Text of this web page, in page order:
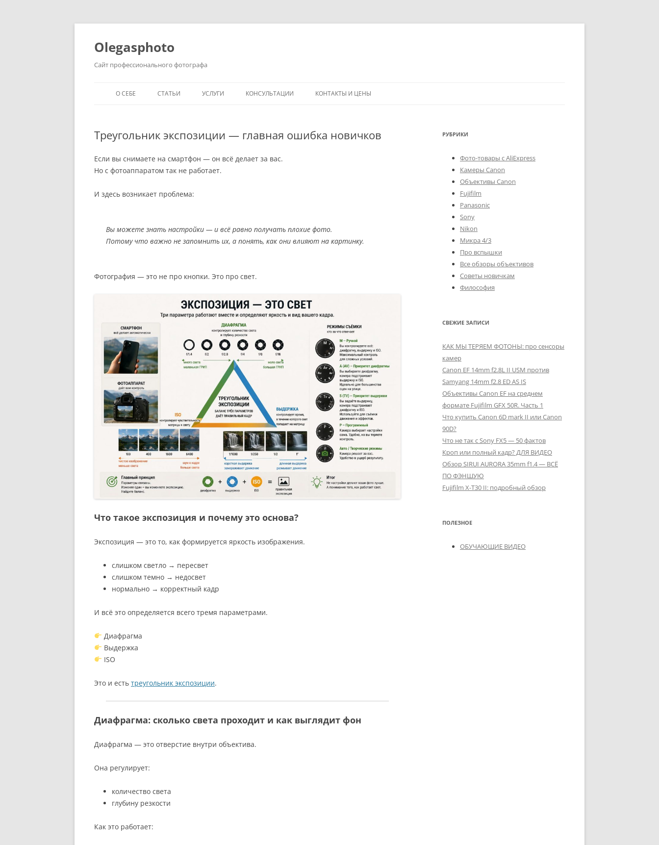
Olegasphoto
Сайт профессионального фотографа
к
содержимому
О СЕБЕ СТАТЬИ УСЛУГИ КОНСУЛЬТАЦИИ КОНТАКТЫ И ЦЕНЫ
Треугольник экспозиции — главная ошибка новичков
Если вы снимаете на смартфон — он всё делает за вас.
Но с фотоаппаратом так не работает.
И здесь возникает проблема:
Вы можете знать настройки — и всё равно получать плохие фото.
Потому что важно не запомнить их, а понять, как они влияют на картинку.
Фотография — это не про кнопки. Это про свет.
Что такое экспозиция и почему это основа?
Экспозиция — это то, как формируется яркость изображения.
слишком светло → пересвет
слишком темно → недосвет
нормально → корректный кадр
И всё это определяется всего тремя параметрами.
Диафрагма
Выдержка
ISO
Это и есть треугольник экспозиции.
Диафрагма: сколько света проходит и как выглядит фон
Диафрагма — это отверстие внутри объектива.
Она регулирует:
количество света
глубину резкости
Как это работает:
РУБРИКИ
Фото-товары с AliExpress
Камеры Canon
Объективы Canon
Fujifilm
Panasonic
Sony
Nikon
Микра 4/3
Про вспышки
Все обзоры объективов
Советы новичкам
Философия
СВЕЖИЕ ЗАПИСИ
КАК МЫ ТЕРЯЕМ ФОТОНЫ: про сенсоры
камер
Canon EF 14mm f2.8L II USM против
Samyang 14mm f2.8 ED AS IS
Объективы Canon EF на среднем
формате Fujifilm GFX 50R. Часть 1
Что купить Canon 6D mark II или Canon
90D?
Что не так с Sony FX5 — 50 фактов
Кроп или полный кадр? ДЛЯ ВИДЕО
Обзор SIRUI AURORA 35mm f1.4 — ВСЁ
ПО ФЭНШУЮ
Fujifilm X-T30 II: подробный обзор
ПОЛЕЗНОЕ
ОБУЧАЮЩИЕ ВИДЕО